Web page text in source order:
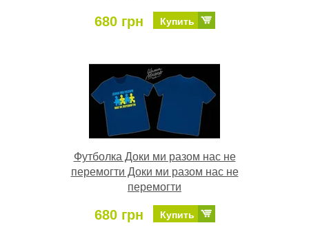
680 грн Купить
Футболка Доки ми разом нас не
перемогти Доки ми разом нас не
перемогти
680 грн Купить